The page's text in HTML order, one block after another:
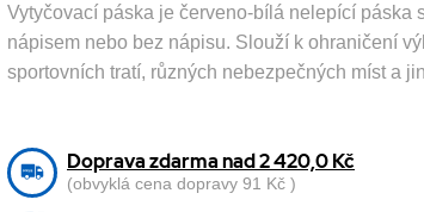
Vytyčovací páska je červeno-bílá nelepící páska
nápisem nebo bez nápisu. Slouží k ohraničení
sportovních tratí, různých nebezpečných míst a
Doprava zdarma nad 2 420,0 Kč
(obvyklá cena dopravy 91 Kč )